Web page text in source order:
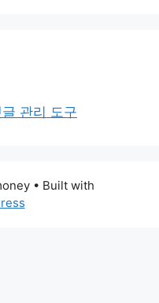
관리 도구
• Built with